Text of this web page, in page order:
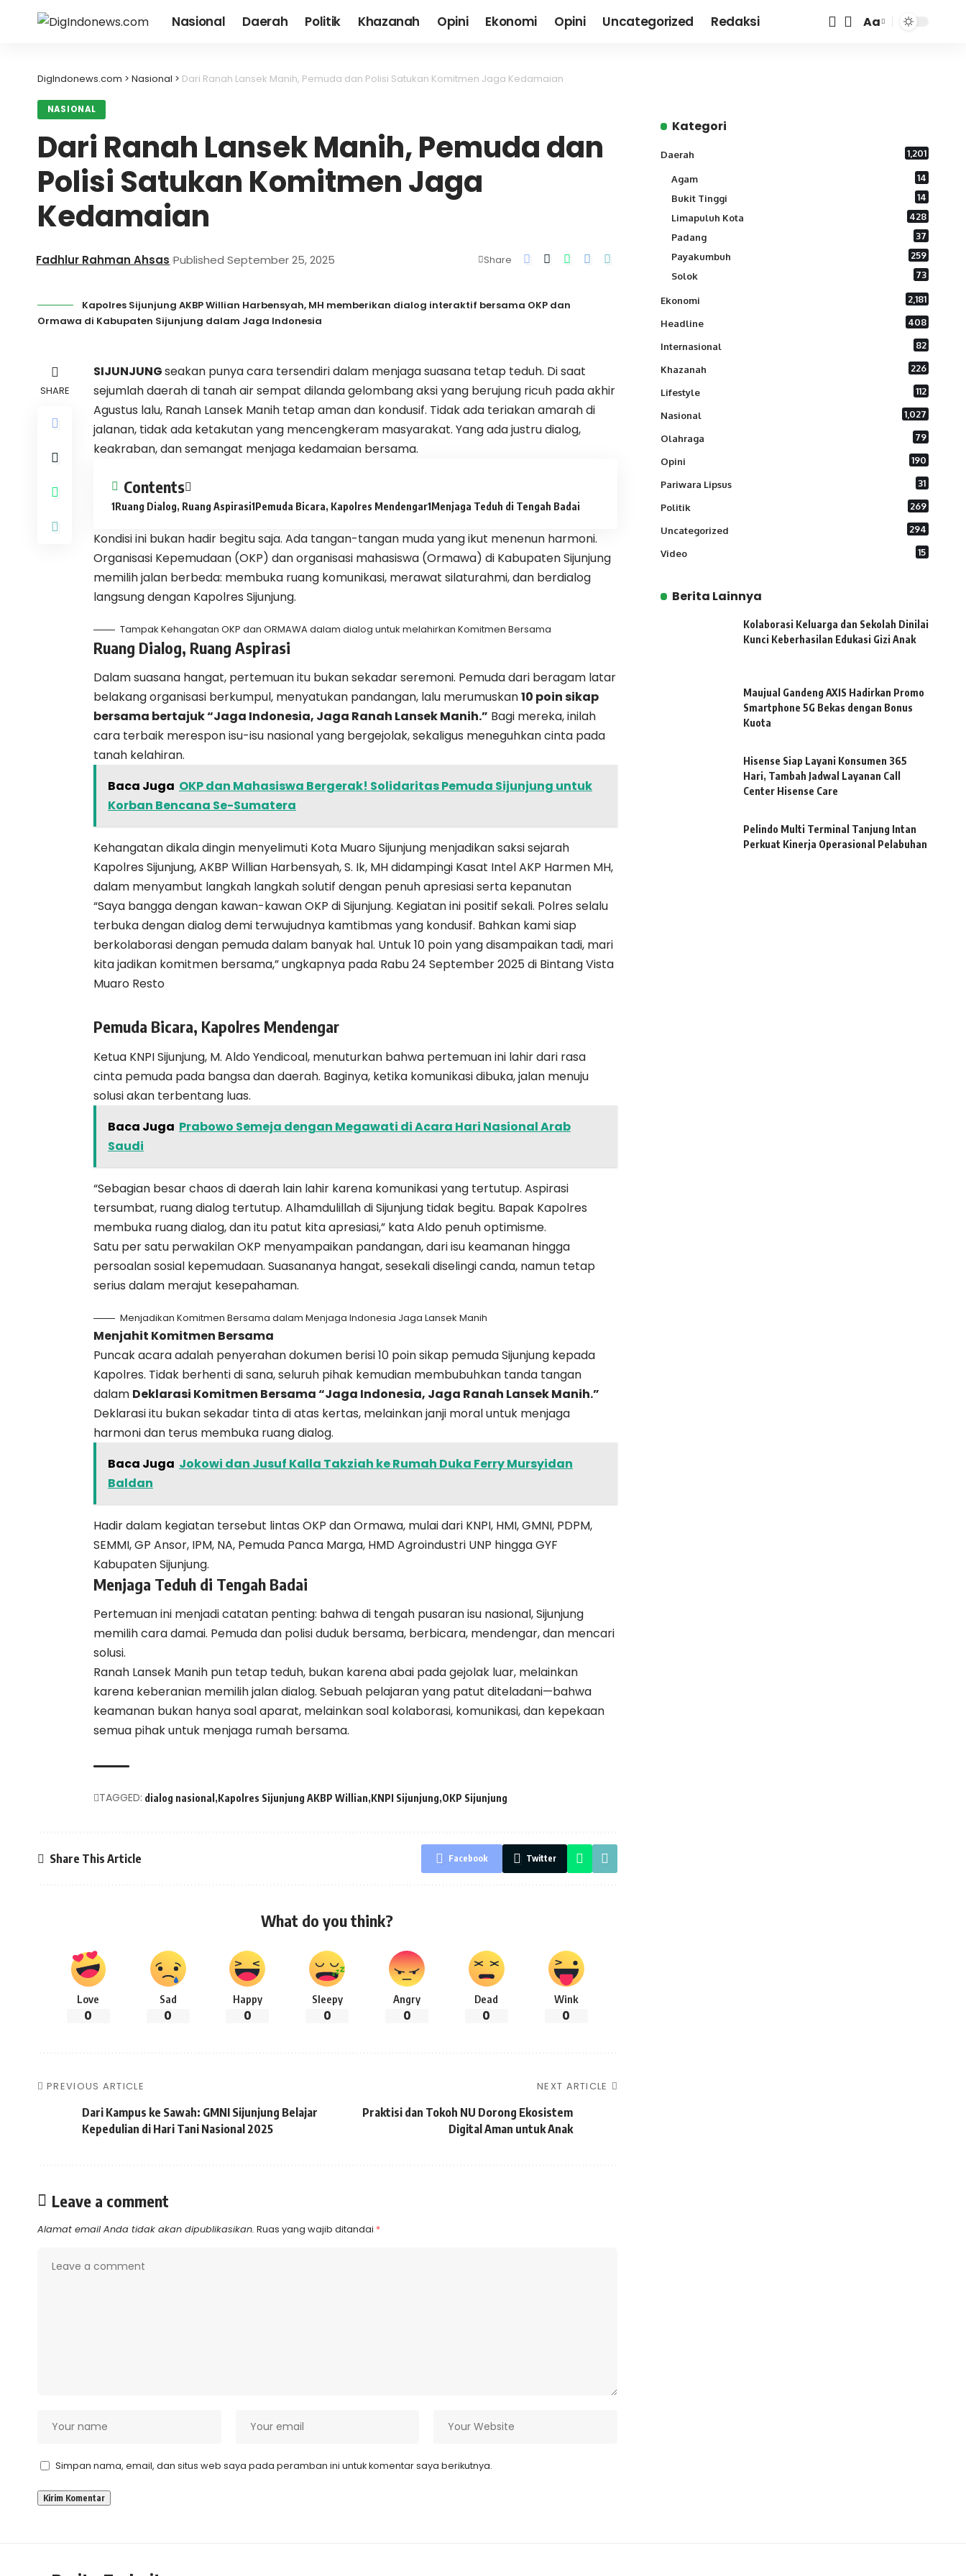
Nasional Daerah Politik Khazanah Opini Ekonomi Opini Uncategorized Redaksi
Font
Aa
DigIndonews.com > Nasional > Dari Ranah Lansek Manih, Pemuda dan Polisi Satukan Komitmen Jaga Kedamaian
NASIONAL
Dari Ranah Lansek Manih, Pemuda dan
Polisi Satukan Komitmen Jaga
Kedamaian
Fadhlur Rahman Ahsas Published September 25, 2025 Share
Kapolres Sijunjung AKBP Willian Harbensyah, MH memberikan dialog interaktif bersama OKP dan
Ormawa di Kabupaten Sijunjung dalam Jaga Indonesia
SHARE
SIJUNJUNGseakan punya cara tersendiri dalam menjaga suasana tetap teduh. Di saat
sejumlah daerah di tanah air sempat dilanda gelombang aksi yang berujung ricuh pada akhir
Agustus lalu, Ranah Lansek Manih tetap aman dan kondusif. Tidak ada teriakan amarah di
jalanan, tidak ada ketakutan yang mencengkeram masyarakat. Yang ada justru dialog,
keakraban, dan semangat menjaga kedamaian bersama.
Contents
Ruang Dialog, Ruang Aspirasi Pemuda Bicara, Kapolres Mendengar Menjaga Teduh di Tengah Badai
Kondisi ini bukan hadir begitu saja. Ada tangan-tangan muda yang ikut menenun harmoni.
Organisasi Kepemudaan (OKP) dan organisasi mahasiswa (Ormawa) di Kabupaten Sijunjung
memilih jalan berbeda: membuka ruang komunikasi, merawat silaturahmi, dan berdialog
langsung dengan Kapolres Sijunjung.
Tampak Kehangatan OKP dan ORMAWA dalam dialog untuk melahirkan Komitmen Bersama
Ruang Dialog, Ruang Aspirasi
Dalam suasana hangat, pertemuan itu bukan sekadar seremoni. Pemuda dari beragam latar
belakang organisasi berkumpul, menyatukan pandangan, lalu merumuskan10 poin sikap
bersama bertajuk “Jaga Indonesia, Jaga Ranah Lansek Manih.” Bagi mereka, inilah
cara terbaik merespon isu-isu nasional yang bergejolak, sekaligus meneguhkan cinta pada
tanah kelahiran.
Baca Juga OKP dan Mahasiswa Bergerak! Solidaritas Pemuda Sijunjung untuk
Korban Bencana Se-Sumatera
Kehangatan dikala dingin menyelimuti Kota Muaro Sijunjung menjadikan saksi sejarah
Kapolres Sijunjung, AKBP Willian Harbensyah, S. Ik, MH didampingi Kasat Intel AKP Harmen MH,
dalam menyambut langkah langkah solutif dengan penuh apresiasi serta kepanutan
“Saya bangga dengan kawan-kawan OKP di Sijunjung. Kegiatan ini positif sekali. Polres selalu
terbuka dengan dialog demi terwujudnya kamtibmas yang kondusif. Bahkan kami siap
berkolaborasi dengan pemuda dalam banyak hal. Untuk 10 poin yang disampaikan tadi, mari
kita jadikan komitmen bersama,” ungkapnya pada Rabu 24 September 2025 di Bintang Vista
Muaro Resto
Pemuda Bicara, Kapolres Mendengar
Ketua KNPI Sijunjung, M. Aldo Yendicoal, menuturkan bahwa pertemuan ini lahir dari rasa
cinta pemuda pada bangsa dan daerah. Baginya, ketika komunikasi dibuka, jalan menuju
solusi akan terbentang luas.
Baca Juga Prabowo Semeja dengan Megawati di Acara Hari Nasional Arab
Saudi
“Sebagian besar chaos di daerah lain lahir karena komunikasi yang tertutup. Aspirasi
tersumbat, ruang dialog tertutup. Alhamdulillah di Sijunjung tidak begitu. Bapak Kapolres
membuka ruang dialog, dan itu patut kita apresiasi,” kata Aldo penuh optimisme.
Satu per satu perwakilan OKP menyampaikan pandangan, dari isu keamanan hingga
persoalan sosial kepemudaan. Suasananya hangat, sesekali diselingi canda, namun tetap
serius dalam merajut kesepahaman.
Menjadikan Komitmen Bersama dalam Menjaga Indonesia Jaga Lansek Manih
Menjahit Komitmen Bersama
Puncak acara adalah penyerahan dokumen berisi 10 poin sikap pemuda Sijunjung kepada
Kapolres. Tidak berhenti di sana, seluruh pihak kemudian membubuhkan tanda tangan
dalam Deklarasi Komitmen Bersama “Jaga Indonesia, Jaga Ranah Lansek Manih.”
Deklarasi itu bukan sekadar tinta di atas kertas, melainkan janji moral untuk menjaga
harmoni dan terus membuka ruang dialog.
Baca Juga Jokowi dan Jusuf Kalla Takziah ke Rumah Duka Ferry Mursyidan
Baldan
Hadir dalam kegiatan tersebut lintas OKP dan Ormawa, mulai dari KNPI, HMI, GMNI, PDPM,
SEMMI, GP Ansor, IPM, NA, Pemuda Panca Marga, HMD Agroindustri UNP hingga GYF
Kabupaten Sijunjung.
Menjaga Teduh di Tengah Badai
Pertemuan ini menjadi catatan penting: bahwa di tengah pusaran isu nasional, Sijunjung
memilih cara damai. Pemuda dan polisi duduk bersama, berbicara, mendengar, dan mencari
solusi.
Ranah Lansek Manih pun tetap teduh, bukan karena abai pada gejolak luar, melainkan
karena keberanian memilih jalan dialog. Sebuah pelajaran yang patut diteladani—bahwa
keamanan bukan hanya soal aparat, melainkan soal kolaborasi, komunikasi, dan kepekaan
semua pihak untuk menjaga rumah bersama.
TAGGED: dialog nasional Kapolres Sijunjung AKBP Willian KNPI Sijunjung OKP Sijunjung
Share This Article Facebook Twitter
What do you think?
Love
0
Sad
0
Happy
0
Sleepy
0
Angry
0
Dead
0
Wink
0
PREVIOUS ARTICLE
Dari Kampus ke Sawah: GMNI Sijunjung Belajar
Kepedulian di Hari Tani Nasional 2025
NEXT ARTICLE
Praktisi dan Tokoh NU Dorong Ekosistem
Digital Aman untuk Anak
Leave a comment
Alamat email Anda tidak akan dipublikasikan. Ruas yang wajib ditandai *
Simpan nama, email, dan situs web saya pada peramban ini untuk komentar saya berikutnya.
Kategori
Daerah 1,201
Agam
14
Bukit Tinggi
14
Limapuluh Kota
428
Padang
37
Payakumbuh
259
Solok
73
Ekonomi 2,181
Headline 408
Internasional 82
Khazanah 226
Lifestyle 112
Nasional 1,027
Olahraga 79
Opini 190
Pariwara Lipsus 31
Politik 269
Uncategorized 294
Video 15
Berita Lainnya
Kolaborasi Keluarga dan Sekolah Dinilai
Kunci Keberhasilan Edukasi Gizi Anak
Maujual Gandeng AXIS Hadirkan Promo
Smartphone 5G Bekas dengan Bonus
Kuota
Hisense Siap Layani Konsumen 365
Hari, Tambah Jadwal Layanan Call
Center Hisense Care
Pelindo Multi Terminal Tanjung Intan
Perkuat Kinerja Operasional Pelabuhan